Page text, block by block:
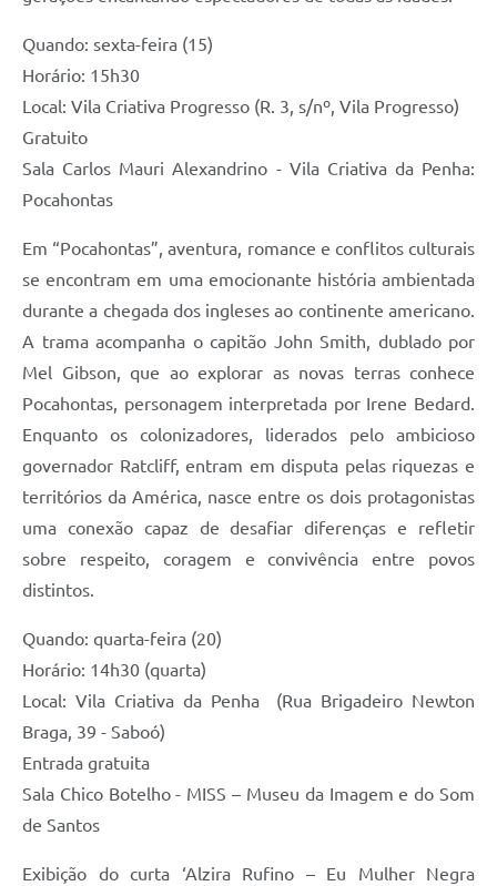
Quando: sexta-feira (15)
Horário: 15h30
Local: Vila Criativa Progresso (R. 3, s/nº, Vila Progresso)
Gratuito
Sala Carlos Mauri Alexandrino - Vila Criativa da Penha:
Pocahontas
Em “Pocahontas”, aventura, romance e conflitos culturais
se encontram em uma emocionante história ambientada
durante a chegada dos ingleses ao continente americano.
A trama acompanha o capitão John Smith, dublado por
Mel Gibson, que ao explorar as novas terras conhece
Pocahontas, personagem interpretada por Irene Bedard.
Enquanto os colonizadores, liderados pelo ambicioso
governador Ratcliff, entram em disputa pelas riquezas e
territórios da América, nasce entre os dois protagonistas
uma conexão capaz de desafiar diferenças e refletir
sobre respeito, coragem e convivência entre povos
distintos.
Quando: quarta-feira (20)
Horário: 14h30 (quarta)
Local: Vila Criativa da Penha (Rua Brigadeiro Newton
Braga, 39 - Saboó)
Entrada gratuita
Sala Chico Botelho - MISS – Museu da Imagem e do Som
de Santos
Exibição do curta ‘Alzira Rufino – Eu Mulher Negra